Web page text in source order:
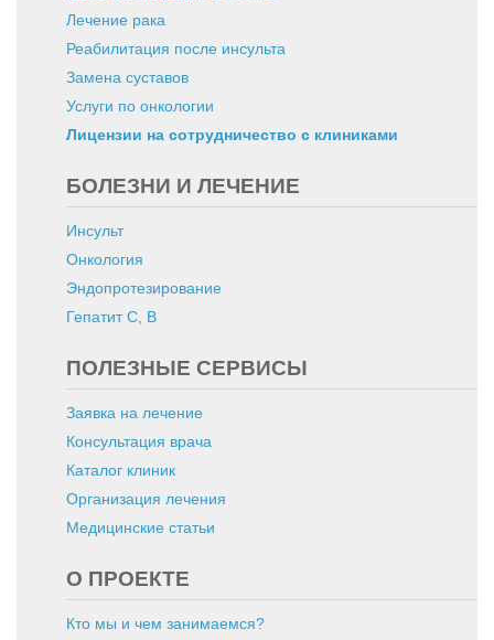
Лечение рака
Реабилитация после инсульта
Замена суставов
Услуги по онкологии
Лицензии на сотрудничество с клиниками
БОЛЕЗНИ И ЛЕЧЕНИЕ
Инсульт
Онкология
Эндопротезирование
Гепатит C, B
ПОЛЕЗНЫЕ СЕРВИСЫ
Заявка на лечение
Консультация врача
Каталог клиник
Организация лечения
Медицинские статьи
О ПРОЕКТЕ
Кто мы и чем занимаемся?